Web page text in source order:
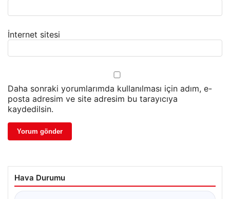
İnternet sitesi
Daha sonraki yorumlarımda kullanılması için adım, e-
posta adresim ve site adresim bu tarayıcıya
kaydedilsin.
Hava Durumu